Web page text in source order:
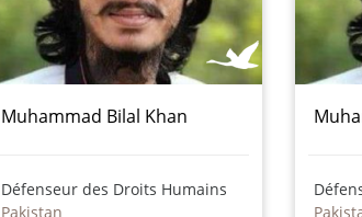
Muhammad Bilal Khan
Défenseur des Droits Humains
Pakistan